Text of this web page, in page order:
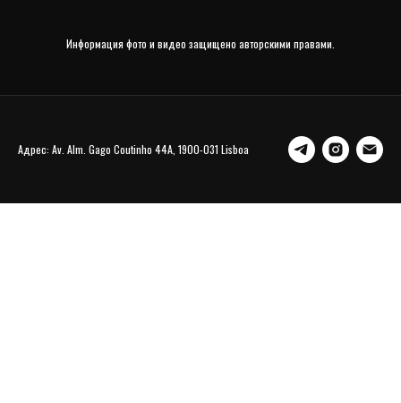
Информация фото и видео защищено авторскими правами.
Адрес: Av. Alm. Gago Coutinho 44A, 1900-031 Lisboa